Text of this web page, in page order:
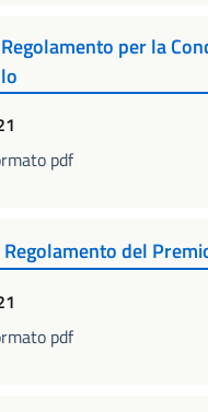
per la
pdf
del
pdf